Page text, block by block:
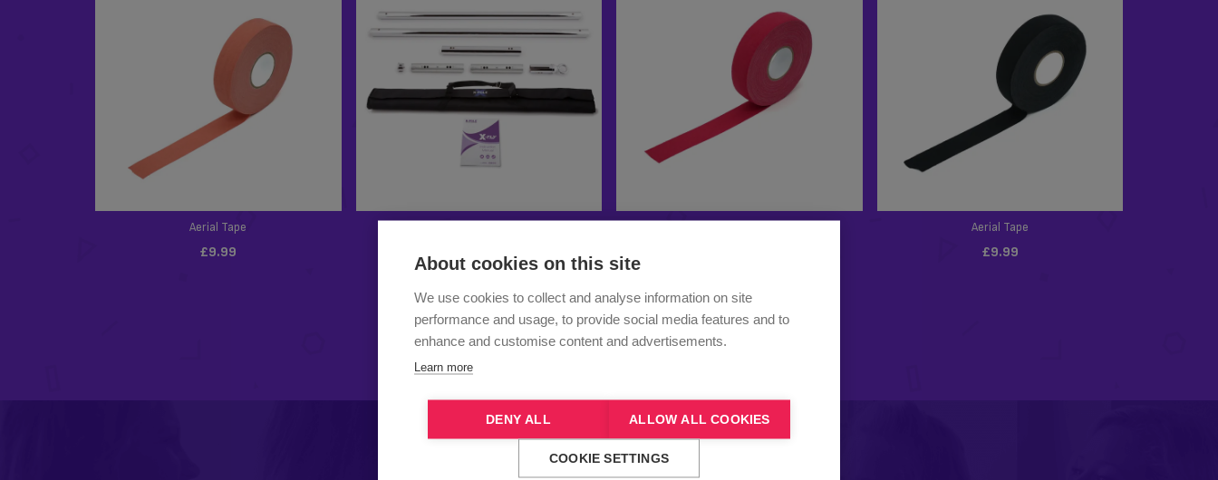
About cookies on this site
We use cookies to collect and analyse information on site
performance and usage, to provide social media features and to
enhance and customise content and advertisements.
Learn more
DENY ALL ALLOW ALL COOKIES
COOKIE SETTINGS